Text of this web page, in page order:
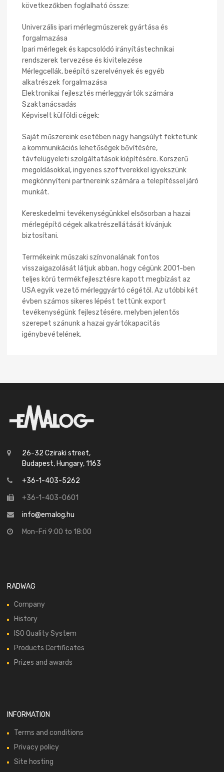
következőkben foglalható össze:
Univerzális ipari mérlegműszerek gyártása és
forgalmazása
Ipari mérlegek és kapcsolódó irányítástechnikai
rendszerek tervezése és kivitelezése
Mérlegcellák, beépítő szerelvények és egyéb
alkatrészek forgalmazása
Elektronikai fejlesztés mérleggyártók számára
Szaktanácsadás
Képviselt külföldi cégek:
Saját műszereink esetében nagy hangsúlyt fektetünk
a kommunikációs lehetőségek bővítésére,
távfelügyeleti szolgáltatások kiépítésére. Korszerű
megoldásokkal, ingyenes szoftverekkel igyekszünk
megkönnyíteni partnereink számára a telepítéssel járó
munkát.
Kereskedelmi tevékenységünkkel elsősorban a hazai
mérlegépítő cégek alkatrészellátását kívánjuk
biztosítani.
Termékeink műszaki színvonalának fontos
visszaigazolását látjuk abban, hogy cégünk 2001-ben
teljes körű termékfejlesztésre kapott megbízást az
USA egyik vezető mérleggyártó cégétől. Az utóbbi két
évben számos sikeres lépést tettünk export
tevékenységünk fejlesztésére, melyben jelentős
szerepet szánunk a hazai gyártókapacitás
igénybevételének.
26-32 Cziraki street,
Budapest, Hungary, 1163
+36-1-403-5262
+36-1-403-0601
info@emalog.hu
Mon-Fri 9:00 to 18:00
RADWAG
Company
History
ISO Quality System
Products Certificates
Prizes and awards
INFORMATION
Terms and conditions
Privacy policy
Site hosting